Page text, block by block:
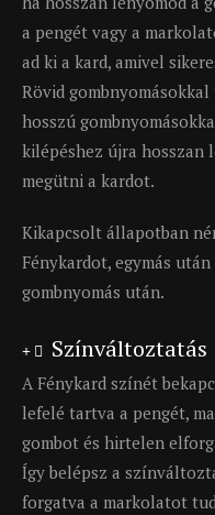
a pengét vagy a
ad ki a kard, amivel
Rövid
hosszú
kilépéshez újra hosszan
megütni a kardot.
Kikapcsolt állapotban
Fénykardot, egymás
gombnyomás után.
Színváltoztatás
A Fénykard színét
lefelé tartva a pengét,
gombot és hirtelen
Így belépsz a
forgatva a markolatot